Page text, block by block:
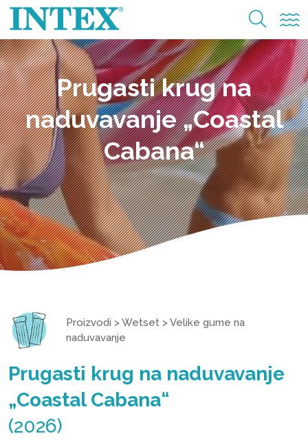
Prugasti krug na
naduvavanje „Coastal
Cabana“
Proizvodi >Wetset >Velike gume na
naduvavanje
Prugasti krug na naduvavanje
„Coastal Cabana“
(2026)